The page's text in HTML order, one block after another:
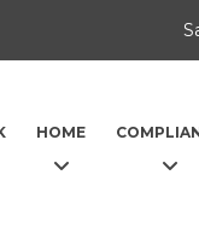
HOME